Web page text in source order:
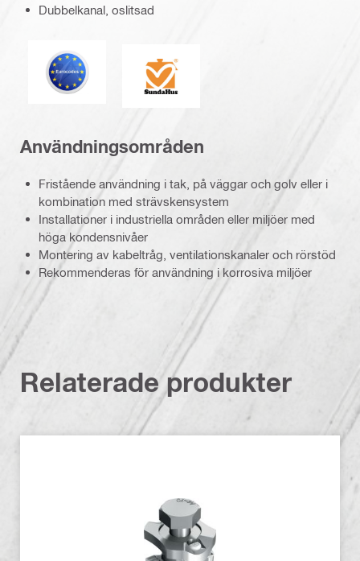
Dubbelkanal, oslitsad
Eurokod SundaHus
Användningsområden
Fristående användning i tak, på väggar och golv eller i
kombination med strävskensystem
Installationer i industriella områden eller miljöer med
höga kondensnivåer
Montering av kabeltråg, ventilationskanaler och rörstöd
Rekommenderas för användning i korrosiva miljöer
Relaterade produkter